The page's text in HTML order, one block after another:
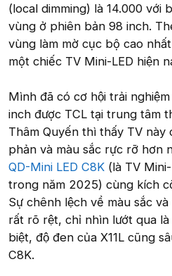
(local dimming) là 14.000 với
vùng ở phiên bản 98 inch.
vùng làm mờ cục bộ cao
một chiếc TV Mini-LED hiện
Mình đã có cơ hội trải
inch được TCL tại trung tâm
Thâm Quyến thì thấy TV này
phản và màu sắc rực rỡ hơn
QD-Mini LED C8K (là TV
trong năm 2025) cùng kích
Sự chênh lệch về màu sắc
rất rõ rệt, chỉ nhìn lướt qua
biệt, độ đen của X11L cũng
C8K.